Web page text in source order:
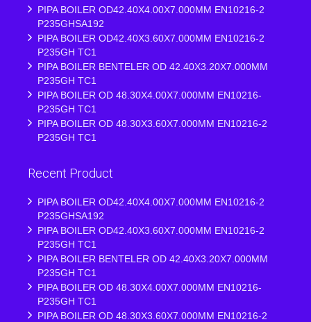
PIPA BOILER OD42.40X4.00X7.000MM EN10216-2
P235GHSA192
PIPA BOILER OD42.40X3.60X7.000MM EN10216-2
P235GH TC1
PIPA BOILER BENTELER OD 42.40X3.20X7.000MM
P235GH TC1
PIPA BOILER OD 48.30X4.00X7.000MM EN10216-
P235GH TC1
PIPA BOILER OD 48.30X3.60X7.000MM EN10216-2
P235GH TC1
Recent Product
PIPA BOILER OD42.40X4.00X7.000MM EN10216-2
P235GHSA192
PIPA BOILER OD42.40X3.60X7.000MM EN10216-2
P235GH TC1
PIPA BOILER BENTELER OD 42.40X3.20X7.000MM
P235GH TC1
PIPA BOILER OD 48.30X4.00X7.000MM EN10216-
P235GH TC1
PIPA BOILER OD 48.30X3.60X7.000MM EN10216-2